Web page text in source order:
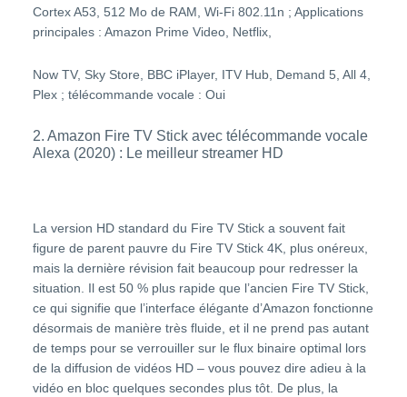
Cortex A53, 512 Mo de RAM, Wi-Fi 802.11n ; Applications
principales : Amazon Prime Video, Netflix,
Now TV, Sky Store, BBC iPlayer, ITV Hub, Demand 5, All 4,
Plex ; télécommande vocale : Oui
2. Amazon Fire TV Stick avec télécommande vocale
Alexa (2020) : Le meilleur streamer HD
La version HD standard du Fire TV Stick a souvent fait
figure de parent pauvre du Fire TV Stick 4K, plus onéreux,
mais la dernière révision fait beaucoup pour redresser la
situation. Il est 50 % plus rapide que l’ancien Fire TV Stick,
ce qui signifie que l’interface élégante d’Amazon fonctionne
désormais de manière très fluide, et il ne prend pas autant
de temps pour se verrouiller sur le flux binaire optimal lors
de la diffusion de vidéos HD – vous pouvez dire adieu à la
vidéo en bloc quelques secondes plus tôt. De plus, la